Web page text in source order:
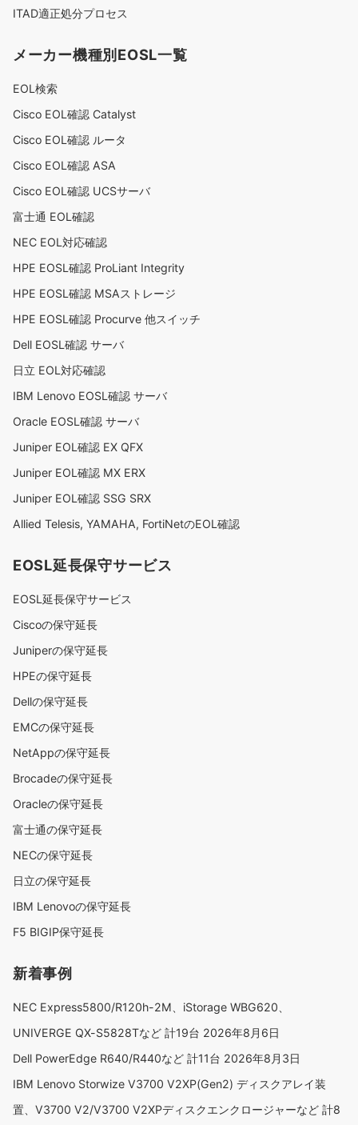
ITAD適正処分プロセス
メーカー機種別EOSL一覧
EOL検索
Cisco EOL確認 Catalyst
Cisco EOL確認 ルータ
Cisco EOL確認 ASA
Cisco EOL確認 UCSサーバ
富士通 EOL確認
NEC EOL対応確認
HPE EOSL確認 ProLiant Integrity
HPE EOSL確認 MSAストレージ
HPE EOSL確認 Procurve 他スイッチ
Dell EOSL確認 サーバ
日立 EOL対応確認
IBM Lenovo EOSL確認 サーバ
Oracle EOSL確認 サーバ
Juniper EOL確認 EX QFX
Juniper EOL確認 MX ERX
Juniper EOL確認 SSG SRX
Allied Telesis, YAMAHA, FortiNetのEOL確認
EOSL延長保守サービス
EOSL延長保守サービス
Ciscoの保守延長
Juniperの保守延長
HPEの保守延長
Dellの保守延長
EMCの保守延長
NetAppの保守延長
Brocadeの保守延長
Oracleの保守延長
富士通の保守延長
NECの保守延長
日立の保守延長
IBM Lenovoの保守延長
F5 BIGIP保守延長
新着事例
NEC Express5800/R120h-2M、iStorage WBG620、
UNIVERGE QX-S5828Tなど 計19台 2026年8月6日
Dell PowerEdge R640/R440など 計11台 2026年8月3日
IBM Lenovo Storwize V3700 V2XP(Gen2) ディスクアレイ装
置、V3700 V2/V3700 V2XPディスクエンクロージャーなど 計8